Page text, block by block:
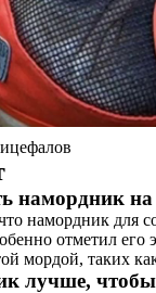
намордник на
намордник для
отметил его
мордой, таких
лучше, чтобы